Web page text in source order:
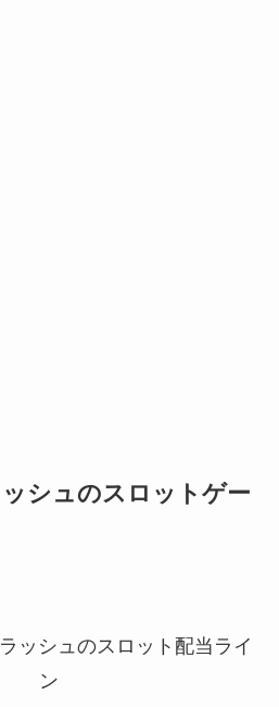
シュのスロットゲー